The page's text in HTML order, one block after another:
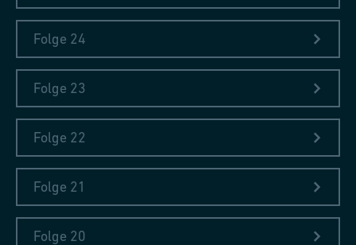
die Welt zu entdecken» trägt. Das Buch, das wir auch in der
Eisenbibliothek haben, gibt einen sehr interessanten Einblick in
die Vorstellung von der Welt vor 500 Jahren. Wenn man dieses
Cosmographia noch besser. Beide Bücher zu lesen ist daher
sehr empfehlenswert.
Werfen Sie einen Blick auf die Illustrationen!
Folge 24
Folge 23
Folge 22
Folge 21
Folge 20